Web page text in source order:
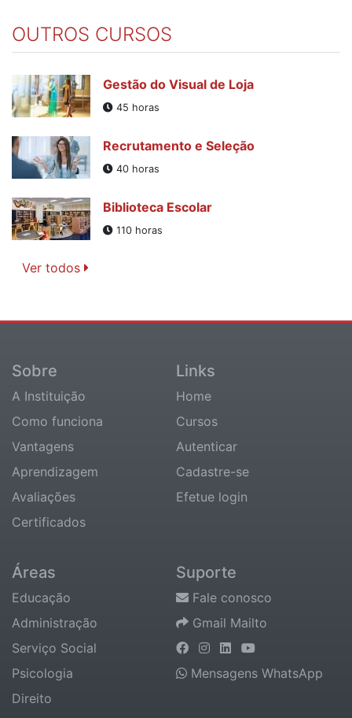
OUTROS CURSOS
Gestão do Visual de Loja
45 horas
Recrutamento e Seleção
40 horas
Biblioteca Escolar
110 horas
Ver todos
Sobre
A Instituição
Como funciona
Vantagens
Aprendizagem
Avaliações
Certificados
Links
Home
Cursos
Autenticar
Cadastre-se
Efetue login
Áreas
Educação
Administração
Serviço Social
Psicologia
Direito
Suporte
Fale conosco
Gmail Mailto
Mensagens WhatsApp